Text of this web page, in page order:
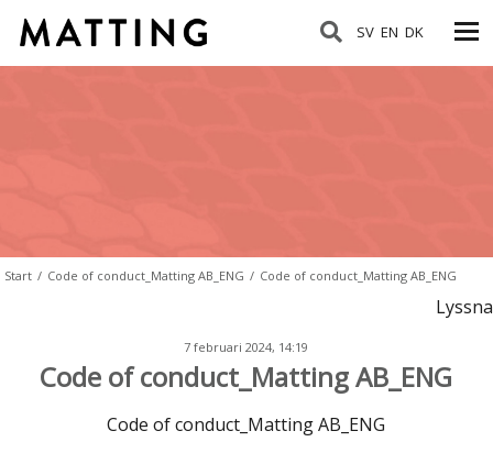
SV EN DK
Start / Code of conduct_Matting AB_ENG / Code of conduct_Matting AB_ENG
Lyssna
7 februari 2024, 14:19
Code of conduct_Matting AB_ENG
Code of conduct_Matting AB_ENG